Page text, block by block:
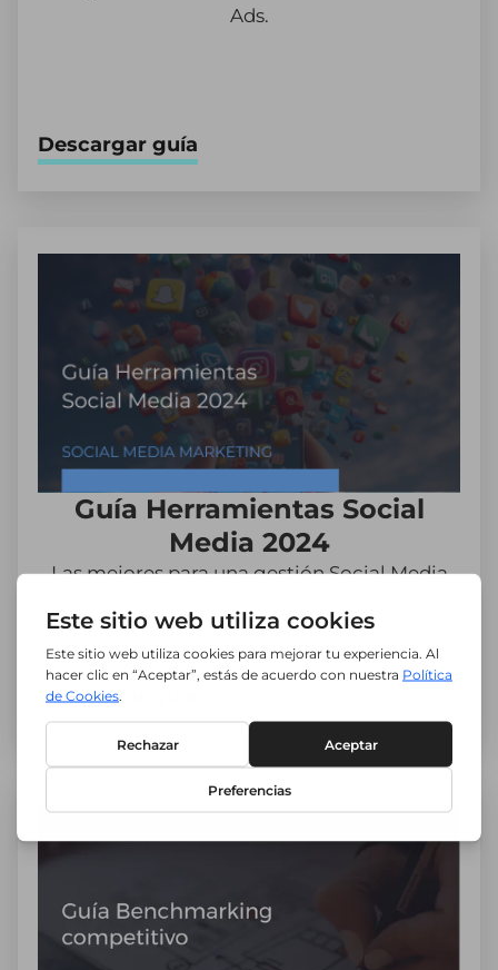
Ads.
Descargar guía
Guía Herramientas Social
Media 2024
Las mejores para una gestión Social Media
Descargar guía